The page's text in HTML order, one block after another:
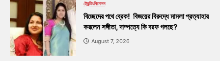
ট্রেন্ডিংবিনোদন
বিচ্ছেদের পথে ব্রেক! বিজয়ের বিরুদ্ধে মামলা প্রত্যাহার
করলেন সঙ্গীতা, দাম্পত্যে কি বরফ গলছে?
August 7, 2026